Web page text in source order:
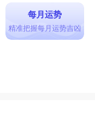
每月运势
精准把握每月运势吉凶